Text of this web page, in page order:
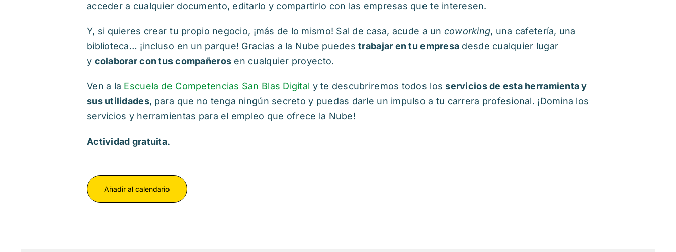
acceder a cualquier documento, editarlo y compartirlo con las empresas que te interesen.
Y, si quieres crear tu propio negocio, ¡más de lo mismo! Sal de casa, acude a un coworking, una cafetería, una
biblioteca… ¡incluso en un parque! Gracias a la Nube puedestrabajar en tu empresa desde cualquier lugar
y colaborar con tus compañeros en cualquier proyecto.
Ven a la Escuela de Competencias San Blas Digital y te descubriremos todos losservicios de esta herramienta y
sus utilidades, para que no tenga ningún secreto y puedas darle un impulso a tu carrera profesional. ¡Domina los
servicios y herramientas para el empleo que ofrece la Nube!
Actividad gratuita.
Añadir al calendario